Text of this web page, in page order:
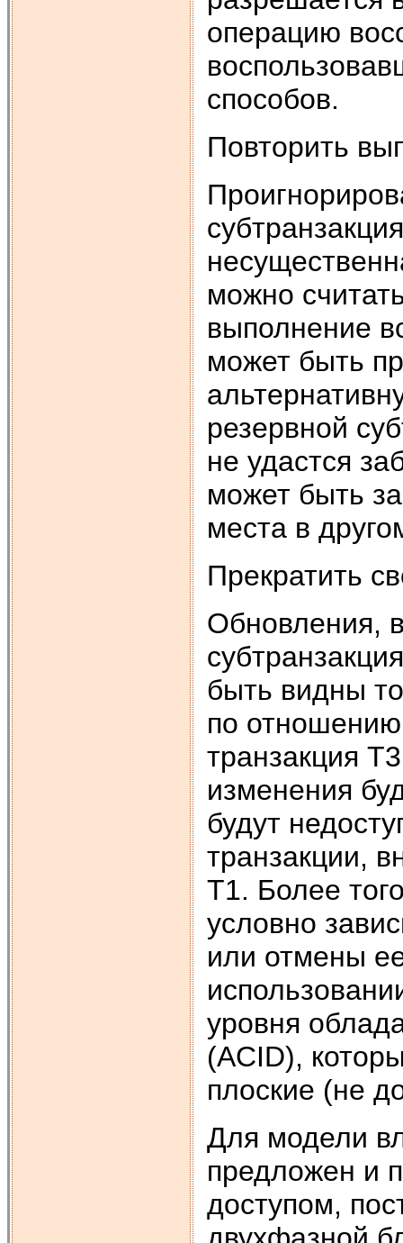
операцию
способов.
Повторить
можно
выполнение
может быть
резервной
не удастся
может быть
места в
Прекратить
Обновления,
быть видны
по отношению
транзакция
изменения
будут
транзакции,
Т1. Более
условно
или отмены
уровня
(ACID),
плоские (не
Для модели
предложен и
доступом,